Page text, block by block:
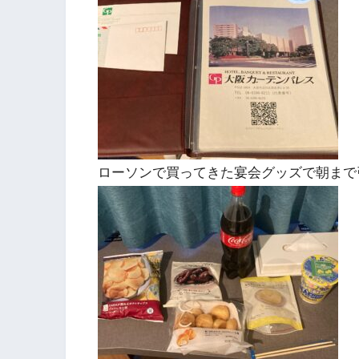
ローソンで買ってきた宴会グッズで朝まで